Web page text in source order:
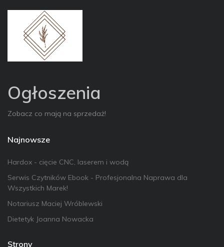
Ogłoszenia
Zobacz co mają na sprzedaż!
Najnowsze
Hardox - cięcie CNC, laserem i wodą
Serwis Czytników Ebook - Profesjonalna Naprawa dla
Wszystkich Marek!
Notariusz Maciej Wróblewski
Dietetyk Joanna Nowacka
Strony